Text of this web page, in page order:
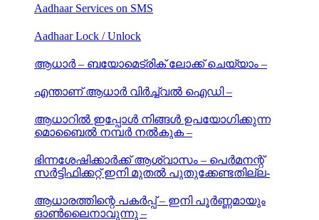
Aadhaar Services on SMS
Aadhaar Lock / Unlock
ആധാർ – ബയോമെട്രിക് ലോക്ക് ചെയ്യാം –
എന്താണ് ആധാർ വിർച്ച്വൽ ഐഡി –
ആധാറിൽ ഇപ്പോൾ നിങ്ങൾ ഉപയോഗിക്കുന്ന
മൊബൈൽ നമ്പർ നൽകുക –
ഭിന്നശേഷിക്കാർക്ക് ആശ്വാസം – പെർമനന്റ്
സർട്ടിഫിക്കറ്റ് ഇനി മുതൽ പുതുക്കേണ്ടതില്ല-
ആധാരത്തിന്റെ പകർപ്പ് – ഇനി പൂർണ്ണമായും
ഓൺലൈനാവുന്നു –